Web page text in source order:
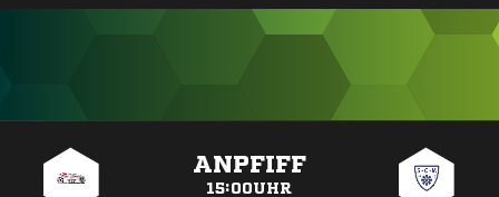
ANPFIFF
15:00UHR